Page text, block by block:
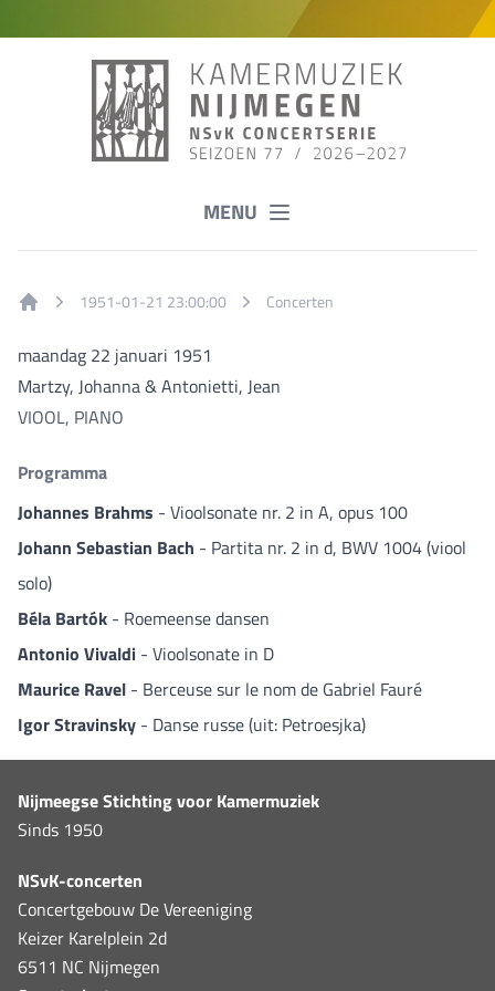
MENU
1951-01-21 23:00:00 Concerten
maandag 22 januari 1951
Martzy, Johanna & Antonietti, Jean
VIOOL, PIANO
Programma
Johannes Brahms - Vioolsonate nr. 2 in A, opus 100
Johann Sebastian Bach - Partita nr. 2 in d, BWV 1004 (viool
solo)
Béla Bartók - Roemeense dansen
Antonio Vivaldi - Vioolsonate in D
Maurice Ravel - Berceuse sur le nom de Gabriel Fauré
Igor Stravinsky - Danse russe (uit: Petroesjka)
Nijmeegse Stichting voor Kamermuziek
Sinds 1950
NSvK-concerten
Concertgebouw De Vereeniging
Keizer Karelplein 2d
6511 NC Nijmegen